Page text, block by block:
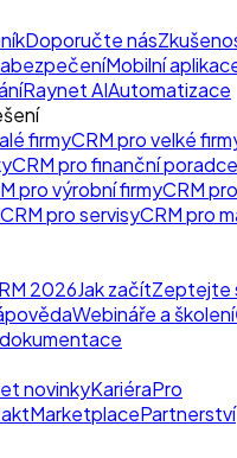
Doporučte nás
Mobilní
Raynet AIAutomatizace
firmyCRM pro velké
CRM pro finanční poradce
pro výrobní firmyCRM
CRM pro servisyCRM pro
2026Jak začítZeptejte
Webináře a školení
novinkyKariéraPro
MarketplacePartnerství